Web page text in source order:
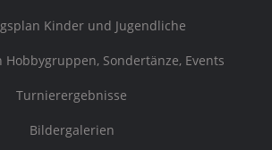
Kinder und Jugendliche
Sondertänze, Events
Turnierergebnisse
Bildergalerien